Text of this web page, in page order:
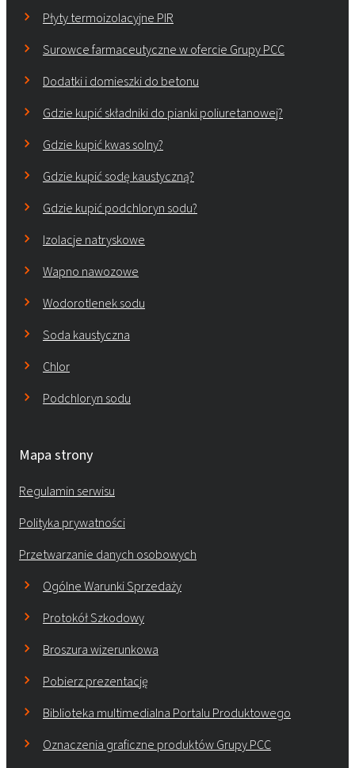
Płyty termoizolacyjne PIR
Surowce farmaceutyczne w ofercie Grupy PCC
Dodatki i domieszki do betonu
Gdzie kupić składniki do pianki poliuretanowej?
Gdzie kupić kwas solny?
Gdzie kupić sodę kaustyczną?
Gdzie kupić podchloryn sodu?
Izolacje natryskowe
Wapno nawozowe
Wodorotlenek sodu
Soda kaustyczna
Chlor
Podchloryn sodu
Mapa strony
Regulamin serwisu
Polityka prywatności
Przetwarzanie danych osobowych
Ogólne Warunki Sprzedaży
Protokół Szkodowy
Broszura wizerunkowa
Pobierz prezentację
Biblioteka multimedialna Portalu Produktowego
Oznaczenia graficzne produktów Grupy PCC